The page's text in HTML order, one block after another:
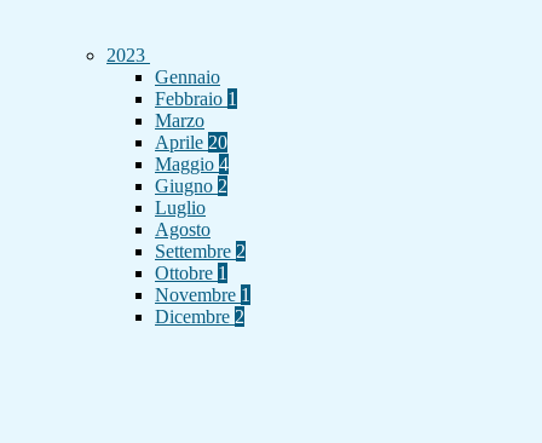
2023
Gennaio
Febbraio 1
Marzo
Aprile 20
Maggio 4
Giugno 2
Luglio
Agosto
Settembre 2
Ottobre 1
Novembre 1
Dicembre 2